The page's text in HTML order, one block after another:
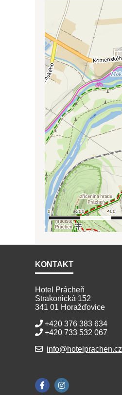
KONTAKT
Hotel Prácheň
Strakonická 152
341 01 Horažďovice
+420 376 383 634
+420 733 532 067
info@hotelprachen.cz